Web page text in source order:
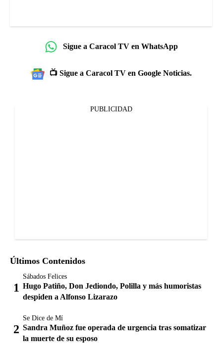
Sigue a Caracol TV en WhatsApp
📺 Sigue a Caracol TV en Google Noticias.
PUBLICIDAD
Últimos Contenidos
Sábados Felices
Hugo Patiño, Don Jediondo, Polilla y más humoristas
despiden a Alfonso Lizarazo
Se Dice de Mí
Sandra Muñoz fue operada de urgencia tras somatizar
la muerte de su esposo